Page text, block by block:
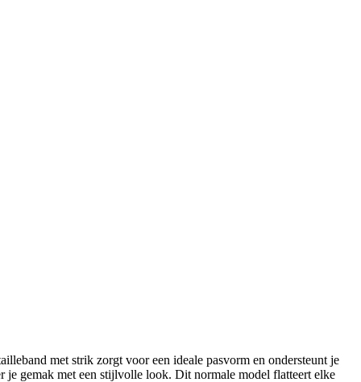
met strik zorgt voor een ideale pasvorm en ondersteunt je
je gemak met een stijlvolle look. Dit normale model flatteert elke